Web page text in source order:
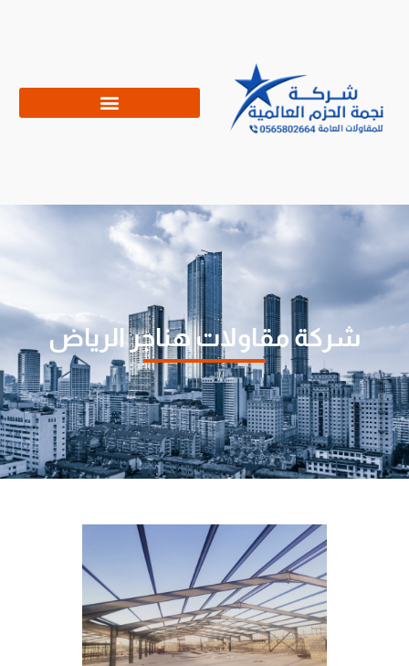
شركة مقاولات هناجر الرياض